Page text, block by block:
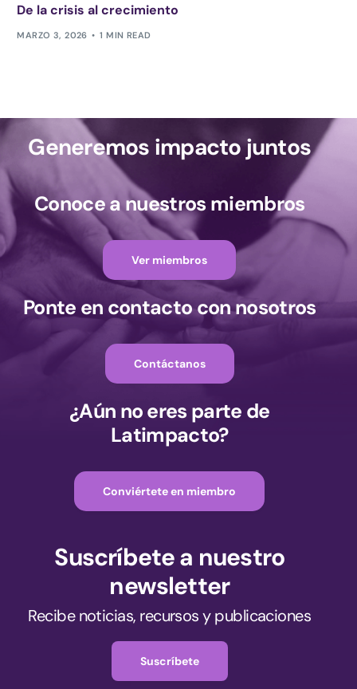
De la crisis al crecimiento
MARZO 3, 2026 1 MIN READ
Generemos impacto juntos
Conoce a nuestros miembros
Ver miembros
Ponte en contacto con nosotros
Contáctanos
¿Aún no eres parte de
Latimpacto?
Conviértete en miembro
Suscríbete a nuestro
newsletter
Recibe noticias, recursos y publicaciones
Suscríbete